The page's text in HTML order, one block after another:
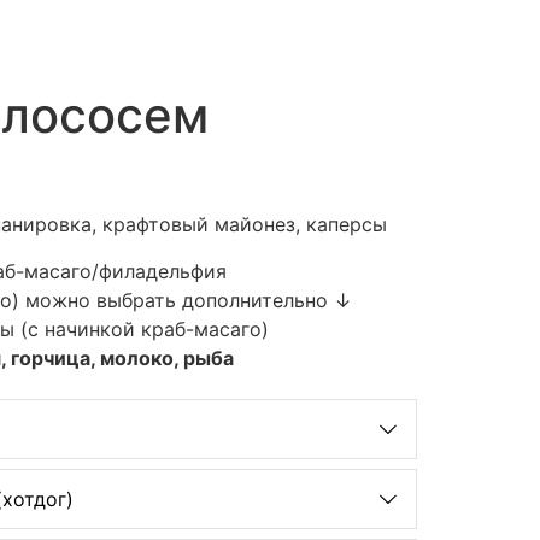
крафтовый майонез, каперсы
масаго/филадельфия
можно выбрать дополнительно ↓
(с начинкой краб-масаго)
горчица, молоко, рыба